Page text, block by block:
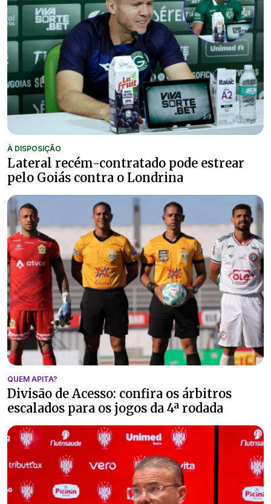
À DISPOSIÇÃO
Lateral recém-contratado pode estrear
pelo Goiás contra o Londrina
QUEM APITA?
Divisão de Acesso: confira os árbitros
escalados para os jogos da 4ª rodada